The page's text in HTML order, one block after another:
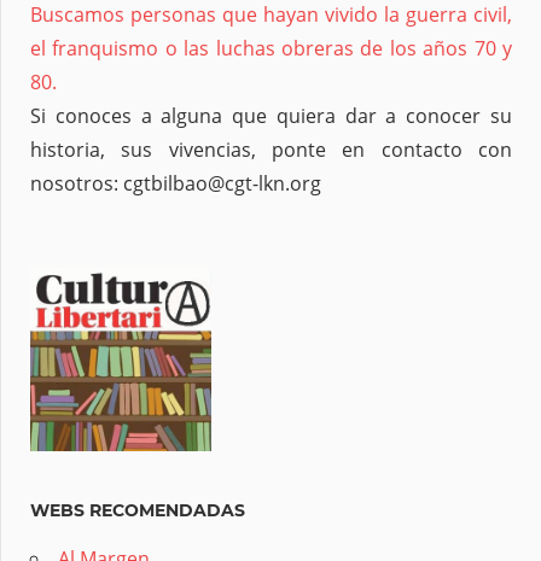
Buscamos personas que hayan vivido la guerra civil,
el franquismo o las luchas obreras de los años 70 y
80.
Si conoces a alguna que quiera dar a conocer su
historia, sus vivencias, ponte en contacto con
nosotros: cgtbilbao@cgt-lkn.org
WEBS RECOMENDADAS